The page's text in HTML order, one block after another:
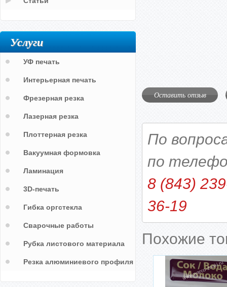
Оставить отзыв
По
по
8 (843)
36-19
Похожие
Услуги
УФ печать
Интерьерная печать
Фрезерная резка
Лазерная резка
Плоттерная резка
Вакуумная формовка
Ламинация
3D-печать
Гибка оргстекла
Сварочные работы
Рубка листового материала
Резка алюминиевого профиля